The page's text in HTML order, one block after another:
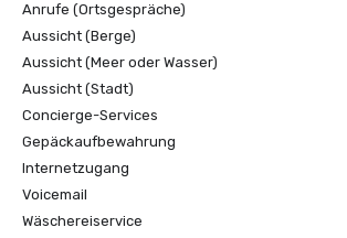
Anrufe (Ortsgespräche)
Aussicht (Berge)
Aussicht (Meer oder Wasser)
Aussicht (Stadt)
Concierge-Services
Gepäckaufbewahrung
Internetzugang
Voicemail
Wäschereiservice